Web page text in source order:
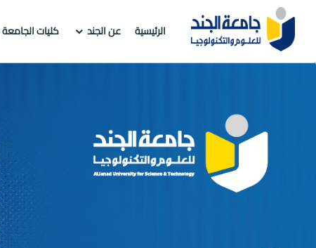
الرئيسية عن الجند كليات الجامعة